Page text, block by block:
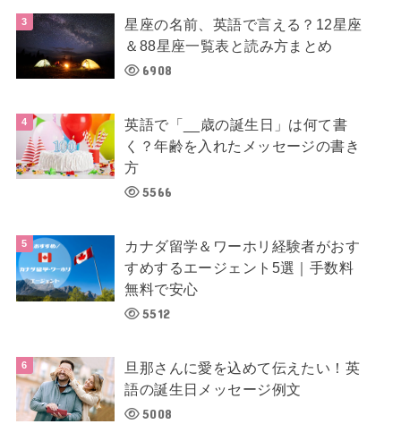
星座の名前、英語で言える？12星座
＆88星座一覧表と読み方まとめ
6908
英語で「__歳の誕生日」は何て書
く？年齢を入れたメッセージの書き
方
5566
カナダ留学＆ワーホリ経験者がおす
すめするエージェント5選｜手数料
無料で安心
5512
旦那さんに愛を込めて伝えたい！英
語の誕生日メッセージ例文
5008